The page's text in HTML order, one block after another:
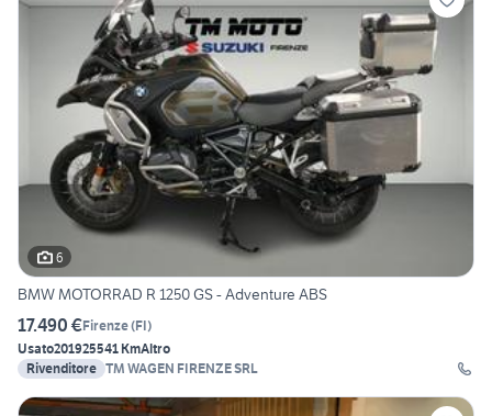
6
BMW MOTORRAD R 1250 GS - Adventure ABS
17.490 €Firenze(FI)
Usato201925541 KmAltro
Rivenditore TM WAGEN FIRENZE SRL